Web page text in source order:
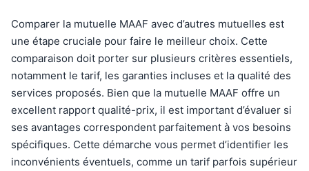
Comparer la mutuelle MAAF avec d’autres mutuelles est
une étape cruciale pour faire le meilleur choix. Cette
comparaison doit porter sur plusieurs critères essentiels,
notamment le tarif, les garanties incluses et la qualité des
services proposés. Bien que la mutuelle MAAF offre un
excellent rapport qualité-prix, il est important d’évaluer si
ses avantages correspondent parfaitement à vos besoins
spécifiques. Cette démarche vous permet d’identifier les
inconvénients éventuels, comme un tarif parfois supérieur